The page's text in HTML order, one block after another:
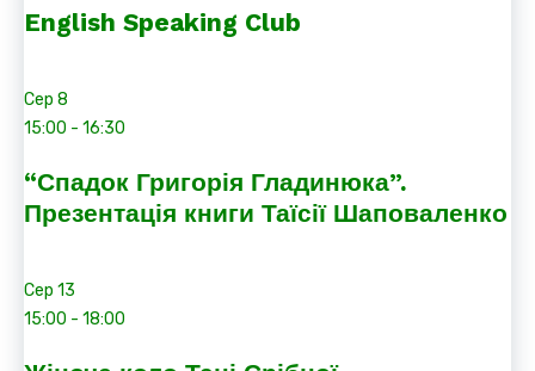
English Speaking Club
Сер 8
15:00 - 16:30
“Спадок Григорія Гладинюка”.
Презентація книги Таїсії Шаповаленко
Сер 13
15:00 - 18:00